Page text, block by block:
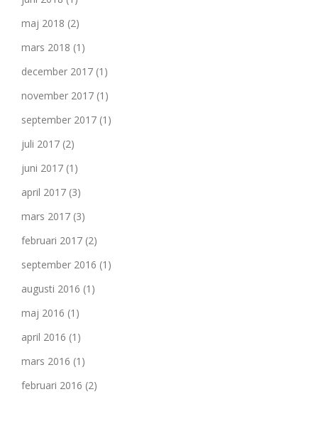
maj 2018 (2)
mars 2018 (1)
december 2017 (1)
november 2017 (1)
september 2017 (1)
juli 2017 (2)
juni 2017 (1)
april 2017 (3)
mars 2017 (3)
februari 2017 (2)
september 2016 (1)
augusti 2016 (1)
maj 2016 (1)
april 2016 (1)
mars 2016 (1)
februari 2016 (2)